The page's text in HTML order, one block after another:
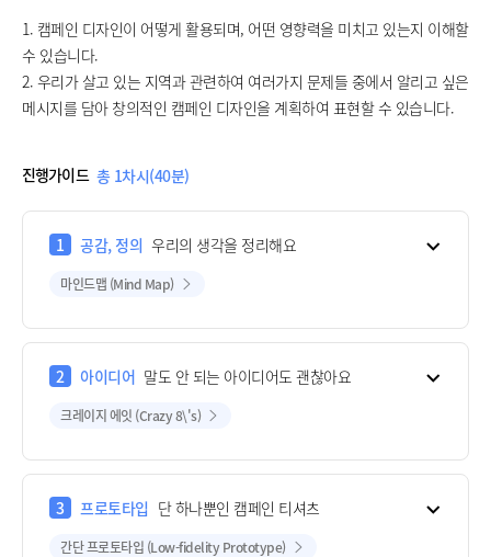
1. 캠페인 디자인이 어떻게 활용되며, 어떤 영향력을 미치고 있는지 이해할
수 있습니다.
2. 우리가 살고 있는 지역과 관련하여 여러가지 문제들 중에서 알리고 싶은
메시지를 담아 창의적인 캠페인 디자인을 계획하여 표현할 수 있습니다.
진행가이드 총 1차시(40분)
1 공감, 정의 우리의 생각을 정리해요
마인드맵 (Mind Map)
2 아이디어 말도 안 되는 아이디어도 괜찮아요
크레이지 에잇 (Crazy 8\'s)
3 프로토타입 단 하나뿐인 캠페인 티셔츠
간단 프로토타입 (Low-fidelity Prototype)